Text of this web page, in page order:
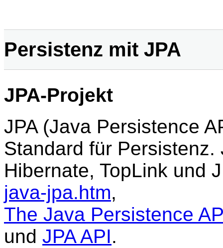
Persistenz mit JPA
JPA-Projekt
JPA (Java Persistence
Standard für
Hibernate, TopLink und
java-jpa.htm,
The Java Persistence
und JPA API.